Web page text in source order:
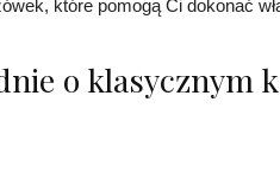
które pomogą Ci dokonać
o klasycznym